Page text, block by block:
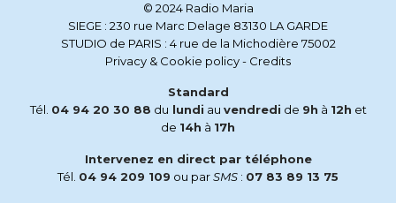
© 2024 Radio Maria
SIEGE : 230 rue Marc Delage 83130 LA GARDE
STUDIO de PARIS : 4 rue de la Michodière 75002
Privacy & Cookie policy- Credits
Standard
Tél. 04 94 20 30 88 du lundi au vendredi de 9h à 12h et
de 14h à 17h
Intervenez en direct par téléphone
Tél. 04 94 209 109 ou parSMS : 07 83 89 13 75